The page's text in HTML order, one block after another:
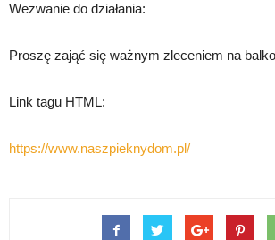
Wezwanie do działania:
Proszę zająć się ważnym zleceniem na
Link tagu HTML:
https://www.naszpieknydom.pl/